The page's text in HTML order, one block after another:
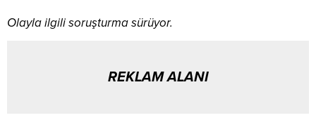
Olayla ilgili soruşturma sürüyor.
REKLAM ALANI